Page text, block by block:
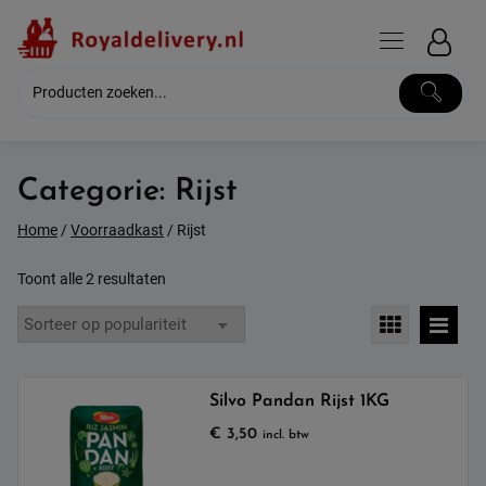
content
Categorie: Rijst
Home/ Voorraadkast / Rijst
Toont alle 2 resultaten
populariteit
Silvo Pandan Rijst 1KG
€ 3,50 incl. btw